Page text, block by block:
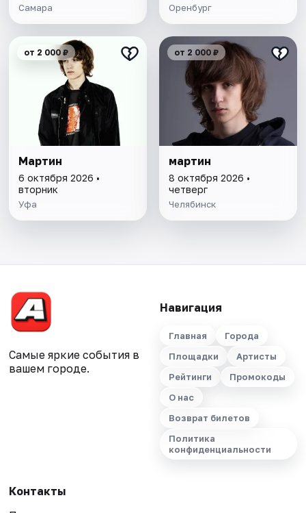
Самара Оренбург
от 2 000 ₽
Мартин
6 октября 2026 •
вторник
Уфа
от 2 000 ₽
мартин
8 октября 2026 •
четверг
Челябинск
Самые яркие события в
вашем городе.
Навигация
Главная
Города
Площадки
Артисты
Рейтинги
Промокоды
О нас
Возврат билетов
Политика
конфиденциальности
Контакты